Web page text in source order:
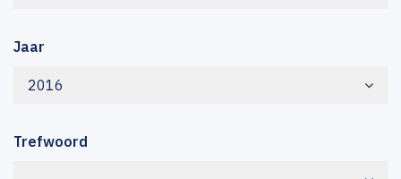
Jaar
2016
Trefwoord